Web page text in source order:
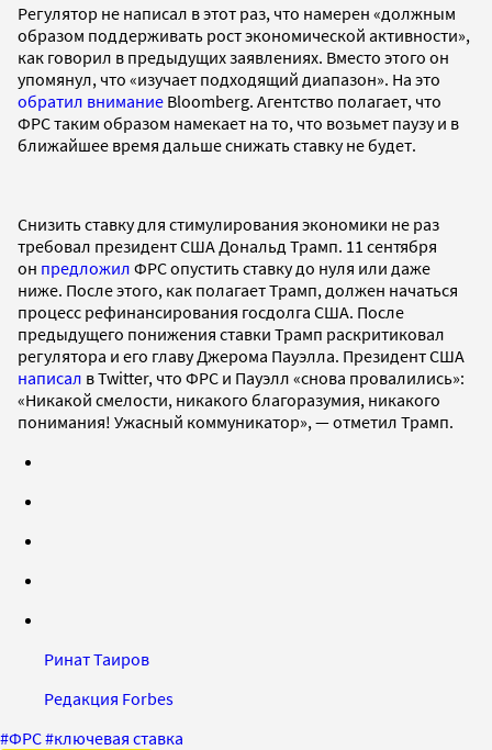
Регулятор не написал в этот раз, что намерен «должным
образом поддерживать рост экономической активности»,
как говорил в предыдущих заявлениях. Вместо этого он
упомянул, что «изучает подходящий диапазон». На это
обратил внимание Bloomberg. Агентство полагает, что
ФРС таким образом намекает на то, что возьмет паузу и в
ближайшее время дальше снижать ставку не будет.
Снизить ставку для стимулирования экономики не раз
требовал президент США Дональд Трамп. 11 сентября
он предложил ФРС опустить ставку до нуля или даже
ниже. После этого, как полагает Трамп, должен начаться
процесс рефинансирования госдолга США. После
предыдущего понижения ставки Трамп раскритиковал
регулятора и его главу Джерома Пауэлла. Президент США
написал в Twitter, что ФРС и Пауэлл «снова провалились»:
«Никакой смелости, никакого благоразумия, никакого
понимания! Ужасный коммуникатор», — отметил Трамп.
Ринат Таиров
Редакция Forbes
#ФРС#ключевая ставка